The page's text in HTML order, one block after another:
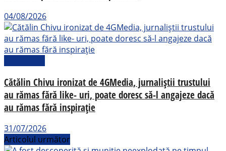
04/08/2026
Cătălin Chivu ironizat de 4GMedia, jurnaliștii trustului
au rămas fără like- uri, poate doresc să-l angajeze dacă
au rămas fără inspirație
31/07/2026
Articolul următor